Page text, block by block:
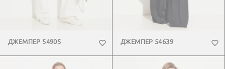
ДЖЕМПЕР 54905 ДЖЕМПЕР 54639